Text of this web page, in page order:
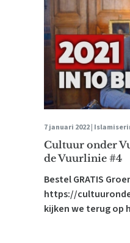
7 januari 2022 |
Cultuur onder
de Vuurlinie #4
Bestel GRATIS
https://
kijken we terug op